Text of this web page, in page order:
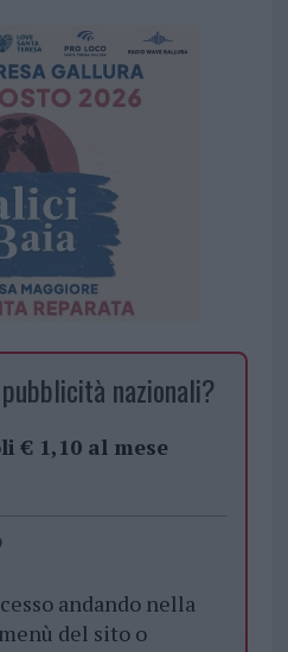
nazionali?
€ 1,10 al mese
andando nella
del sito o